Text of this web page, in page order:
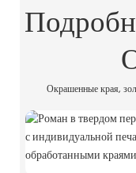
Окрашенные края,